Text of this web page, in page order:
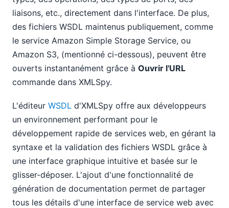
liaisons, etc., directement dans l'interface. De plus,
des fichiers WSDL maintenus publiquement, comme
le service Amazon Simple Storage Service, ou
Amazon S3, (mentionné ci-dessous), peuvent être
ouverts instantanément grâce à Ouvrir l'URL
commande dans XMLSpy.
L'éditeur WSDL d'XMLSpy offre aux développeurs
un environnement performant pour le
développement rapide de services web, en gérant la
syntaxe et la validation des fichiers WSDL grâce à
une interface graphique intuitive et basée sur le
glisser-déposer. L'ajout d'une fonctionnalité de
génération de documentation permet de partager
tous les détails d'une interface de service web avec